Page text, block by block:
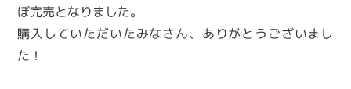
ぼ完売となりました。
購入していただいたみなさん、ありがとうございまし
た！